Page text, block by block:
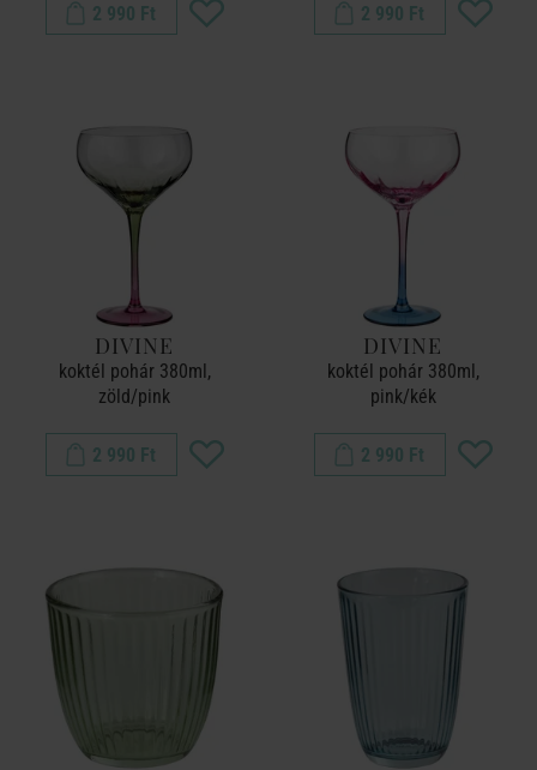
2 990 Ft 2 990 Ft
DIVINE
koktél pohár 380ml,
zöld/pink
2 990 Ft
DIVINE
koktél pohár 380ml,
pink/kék
2 990 Ft